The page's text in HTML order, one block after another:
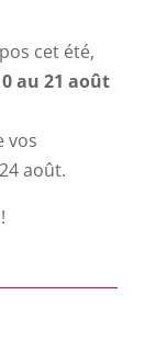
cet été,
au 21 août
vos
août.